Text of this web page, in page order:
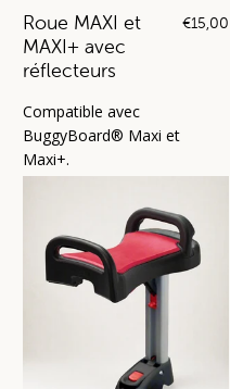
Roue MAXI et
MAXI+ avec
réflecteurs
€15,00
Compatible avec
BuggyBoard® Maxi et
Maxi+.